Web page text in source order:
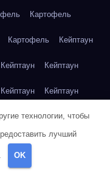
Картофель
Картофель Кейптаун
Кейптаун Кейптаун
Кейптаун Кейптаун
Кейптаун Кейптаун
Кейптаун
Клубника
технологии, чтобы
лучший
OK